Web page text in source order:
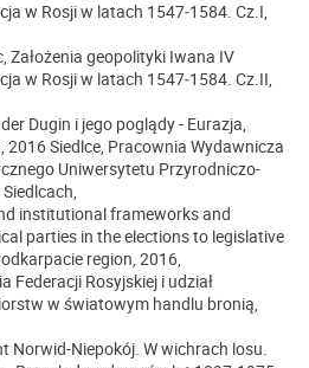
w Rosji w latach 1547‒1584. Cz.I,
Założenia geopolityki Iwana IV
w Rosji w latach 1547‒1584. Cz.II,
Dugin i jego poglądy - Eurazja,
2016 Siedlce, Pracownia Wydawnicza
Uniwersytetu Przyrodniczo-
institutional frameworks and
parties in the elections to legislative
region, 2016,
Federacji Rosyjskiej i udział
w światowym handlu bronią,
Norwid-Niepokój. W wichrach losu.